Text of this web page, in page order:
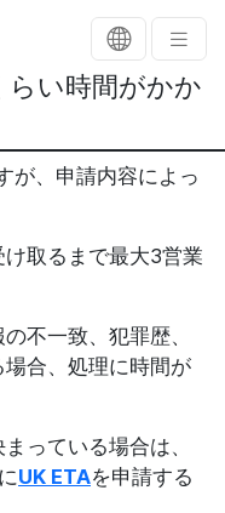
らい時間がかか
が、申請内容によっ
取るまで最大3営業
不一致、犯罪歴、
合、処理に時間が
っている場合は、
UK ETAを申請する